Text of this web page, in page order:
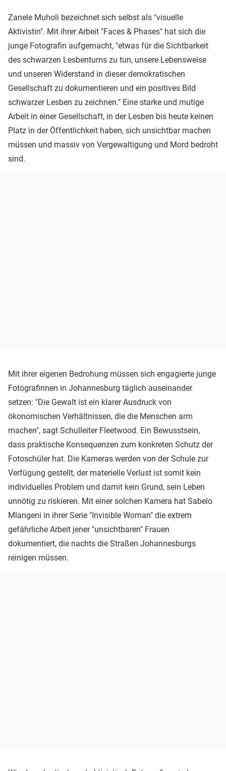
Zanele Muholi bezeichnet sich selbst als "visuelle
Aktivistin". Mit ihrer Arbeit "Faces & Phases" hat sich die
junge Fotografin aufgemacht, "etwas für die Sichtbarkeit
des schwarzen Lesbentums zu tun, unsere Lebensweise
und unseren Widerstand in dieser demokratischen
Gesellschaft zu dokumentieren und ein positives Bild
schwarzer Lesben zu zeichnen." Eine starke und mutige
Arbeit in einer Gesellschaft, in der Lesben bis heute keinen
Platz in der Öffentlichkeit haben, sich unsichtbar machen
müssen und massiv von Vergewaltigung und Mord bedroht
sind.
Mit ihrer eigenen Bedrohung müssen sich engagierte junge
Fotografinnen in Johannesburg täglich auseinander
setzen: "Die Gewalt ist ein klarer Ausdruck von
ökonomischen Verhältnissen, die die Menschen arm
machen", sagt Schulleiter Fleetwood. Ein Bewusstsein,
dass praktische Konsequenzen zum konkreten Schutz der
Fotoschüler hat. Die Kameras werden von der Schule zur
Verfügung gestellt, der materielle Verlust ist somit kein
individuelles Problem und damit kein Grund, sein Leben
unnötig zu riskieren. Mit einer solchen Kamera hat Sabelo
Mlangeni in ihrer Serie "Invisible Woman" die extrem
gefährliche Arbeit jener "unsichtbaren" Frauen
dokumentiert, die nachts die Straßen Johannesburgs
reinigen müssen.